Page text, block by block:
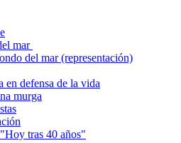
mar
del mar (representación)
en defensa de la vida
murga
tras 40 años"